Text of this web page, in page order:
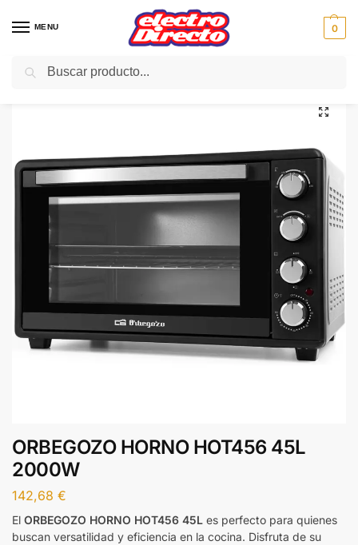
MENU 0
Inicio PAE / Cocina / Hornos de Sobremesa
ORBEGOZO HORNO HOT456 45L
2000W
142,68 €
El ORBEGOZO HORNO HOT456 45L es perfecto para quienes
buscan versatilidad y eficiencia en la cocina. Disfruta de su